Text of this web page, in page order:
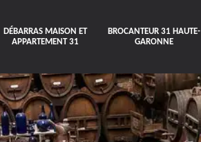
DÉBARRAS MAISON ET
APPARTEMENT 31
BROCANTEUR 31 HAUTE-
GARONNE